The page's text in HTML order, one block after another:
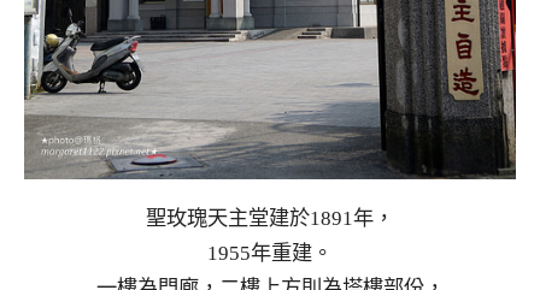
聖玫瑰天主堂建於1891年，
1955年重建。